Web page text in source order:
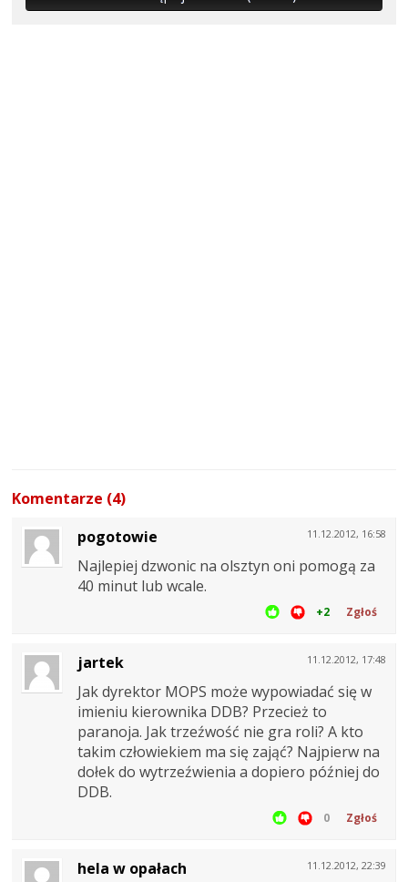
Komentarze (4)
11.12.2012, 16:58
pogotowie
Najlepiej dzwonic na olsztyn oni pomogą za
40 minut lub wcale.
+2 Zgłoś
11.12.2012, 17:48
jartek
Jak dyrektor MOPS może wypowiadać się w
imieniu kierownika DDB? Przecież to
paranoja. Jak trzeźwość nie gra roli? A kto
takim człowiekiem ma się zająć? Najpierw na
dołek do wytrzeźwienia a dopiero później do
DDB.
0 Zgłoś
11.12.2012, 22:39
hela w opałach